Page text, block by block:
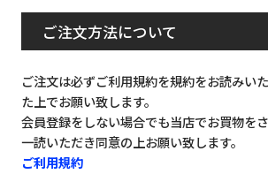
ご注文方法について
ご注文は必ずご利用規約を規約をお読みい
た上でお願い致します。
会員登録をしない場合でも当店でお買物を
一読いただき同意の上お願い致します。
ご利用規約